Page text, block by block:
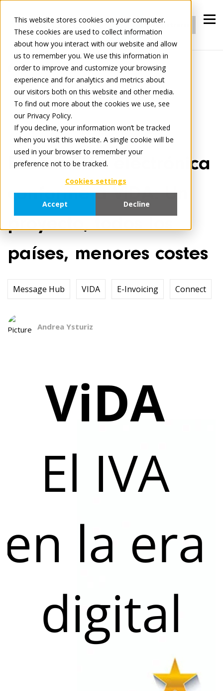
This website stores cookies on your computer.
These cookies are used to collect information
about how you interact with our website and allow
us to remember you. We use this information in
order to improve and customize your browsing
experience and for analytics and metrics about
our visitors both on this website and other media.
To find out more about the cookies we use, see
our Privacy Policy.
If you decline, your information won’t be tracked
when you visit this website. A single cookie will be
used in your browser to remember your
preference not to be tracked.
Cookies settings
Accept Decline
Iniciar
sesión
Registrarse
Tradelog
Facturación electrónica conforme a ViDA: Un
proyecto, todos los países, menores costes
January 4, 2026 3 minute read
Facturación electrónica
conforme a ViDA: Un
proyecto, todos los
países, menores costes
Message Hub VIDA E-Invoicing Connect
Andrea Ysturiz